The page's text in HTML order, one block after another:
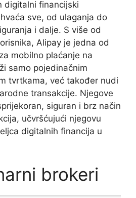
digitalni financijski
sve, od ulaganja do
i dalje. S više od
Alipay je jedna od
mobilno plaćanje na
samo pojedinačnim
tvrtkama, već također nudi
transakcije. Njegove
siguran i brz način
učvršćujući njegovu
digitalnih financija u
brokeri